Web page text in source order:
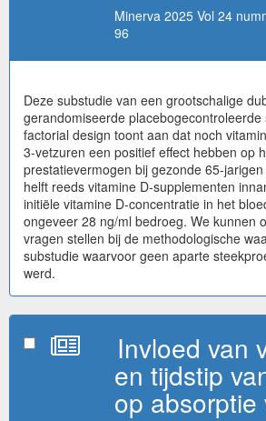
Minerva 2025 Vol 24
96
Deze substudie van een grootschalige
gerandomiseerde placebogecontroleerde
factorial design toont aan dat noch
3-vetzuren een positief effect hebben op
prestatievermogen bij gezonde 65-
helft reeds vitamine D-supplementen
initiële vitamine D-concentratie in het
ongeveer 28 ng/ml bedroeg. We kunnen
vragen stellen bij de methodologische
substudie waarvoor geen aparte
werd.
Invloed van
en tijdstip
op absorptie